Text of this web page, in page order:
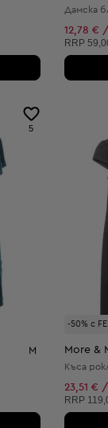
Дамска
12,78 €
RRP
5
M
-50% с
More &
Къса
23,51 €
RRP